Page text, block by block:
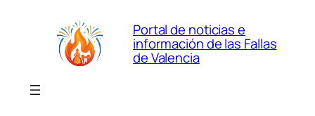
contenido
Portal de noticias e
información de las Fallas
de Valencia